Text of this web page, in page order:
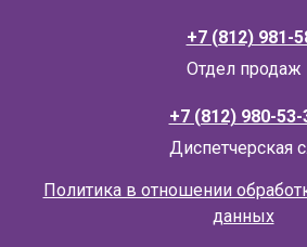
+7 (812) 981-
Отдел продаж
+7 (812) 980-53-
Диспетчерская
Политика в отношении
данных